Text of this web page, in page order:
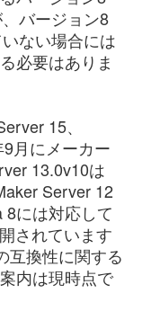
バージョン8
ない場合には
必要はありま
15、
月にメーカー
13.0v10は
Server 12
には対応して
されています
互換性に関する
内は現時点で